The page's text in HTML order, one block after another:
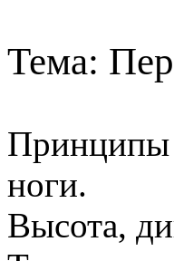
Тема:
Принципы
ноги.
Высота,